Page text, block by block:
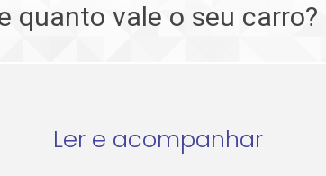
quanto vale o seu carro?
Ler e acompanhar